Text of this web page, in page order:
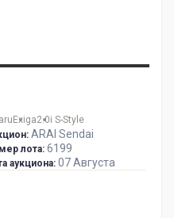
Exiga2.0i S-Style
ARAI Sendai
лота: 6199
аукциона: 07 Августа